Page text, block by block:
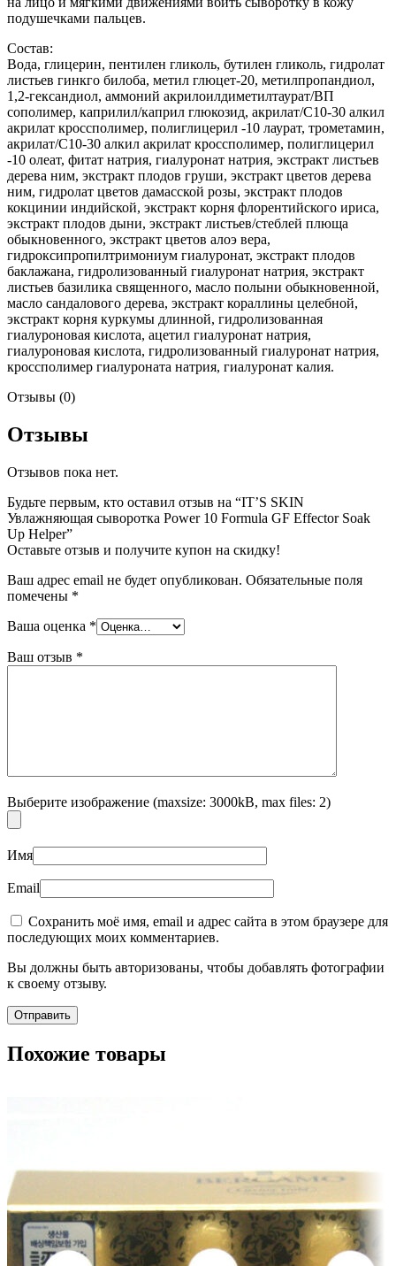
подушечками пальцев.
Состав:
Вода, глицерин, пентилен гликоль, бутилен гликоль, гидролат
листьев гинкго билоба, метил глюцет-20, метилпропандиол,
1,2-гександиол, аммоний акрилоилдиметилтаурат/ВП
сополимер, каприлил/каприл глюкозид, акрилат/С10-30 алкил
акрилат кроссполимер, полиглицерил -10 лаурат, трометамин,
акрилат/С10-30 алкил акрилат кроссполимер, полиглицерил
-10 олеат, фитат натрия, гиалуронат натрия, экстракт листьев
дерева ним, экстракт плодов груши, экстракт цветов дерева
ним, гидролат цветов дамасской розы, экстракт плодов
кокцинии индийской, экстракт корня флорентийского ириса,
экстракт плодов дыни, экстракт листьев/стеблей плюща
обыкновенного, экстракт цветов алоэ вера,
гидроксипропилтримониум гиалуронат, экстракт плодов
баклажана, гидролизованный гиалуронат натрия, экстракт
листьев базилика священного, масло полыни обыкновенной,
масло сандалового дерева, экстракт кораллины целебной,
экстракт корня куркумы длинной, гидролизованная
гиалуроновая кислота, ацетил гиалуронат натрия,
гиалуроновая кислота, гидролизованный гиалуронат натрия,
кроссполимер гиалуроната натрия, гиалуронат калия.
Отзывы (0)
Отзывы
Отзывов пока нет.
Будьте первым, кто оставил отзыв на “IT’S SKIN
Увлажняющая сыворотка Power 10 Formula GF Effector Soak
Up Helper”
Оставьте отзыв и получите купон на скидку!
Ваш адрес email не будет опубликован. Обязательные поля
помечены *
Ваша оценка *
Ваш отзыв *
Выберите изображение (maxsize: 3000kB, max files: 2)
Имя
Email
Сохранить моё имя, email и адрес сайта в этом браузере для
последующих моих комментариев.
Вы должны быть авторизованы, чтобы добавлять фотографии
к своему отзыву.
Похожие товары